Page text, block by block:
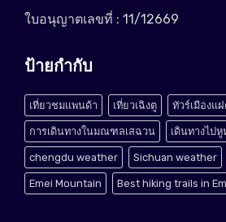
ใบอนุญาตเลขที่ : 11/12669
ป้ายกำกับ
เที่ยวชมแพนด้า เที่ยวเฉิงตู ทัวร์เมืองแ
การเดินทางในมณฑลเสฉวน เดินทางไป
chengdu weather Sichuan weather
Emei Mountain Best hiking trails in